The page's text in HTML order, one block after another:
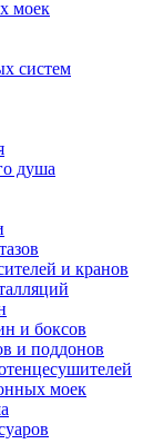
моек
систем
душа
и кранов
и боксов
и поддонов
моек